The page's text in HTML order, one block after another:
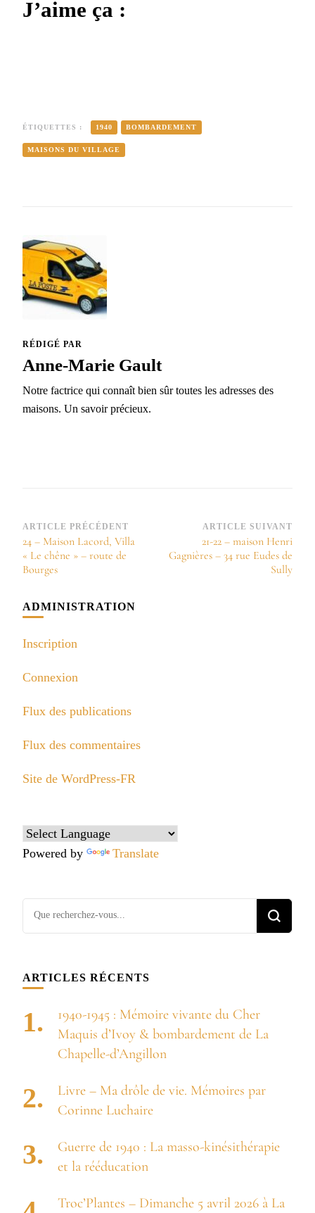
J’aime ça :
ÉTIQUETTES : 1940 BOMBARDEMENT
MAISONS DU VILLAGE
RÉDIGÉ PAR
Anne-Marie Gault
Notre factrice qui connaît bien sûr toutes les adresses des
maisons. Un savoir précieux.
Navigation
d’article
ARTICLE PRÉCÉDENT
24 – Maison Lacord, Villa
« Le chêne » – route de
Bourges
ARTICLE SUIVANT
21-22 – maison Henri
Gagnières – 34 rue Eudes de
Sully
ADMINISTRATION
Inscription
Connexion
Flux des publications
Flux des commentaires
Site de WordPress-FR
Powered by Translate
Vous
recherchiez
ARTICLES RÉCENTS
1940-1945 : Mémoire vivante du Cher
Maquis d’Ivoy & bombardement de La
Chapelle-d’Angillon
Livre – Ma drôle de vie. Mémoires par
Corinne Luchaire
Guerre de 1940 : La masso-kinésithérapie
et la rééducation
Troc’Plantes – Dimanche 5 avril 2026 à La